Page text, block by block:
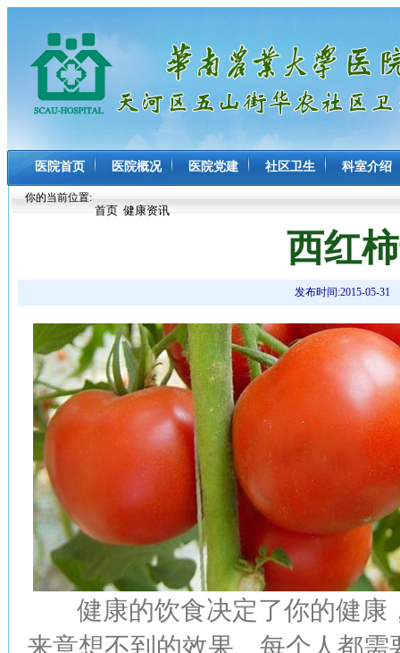
医院首页 医院概况 医院党建 社区卫生 科室介绍
你的当前位置:首页 健康资讯
西红
发布时间:2015-05-31
健康的饮食决定了你的健康
来意想不到的效果。每个人都